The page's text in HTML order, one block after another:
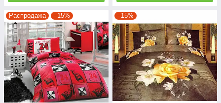
Распродажа –15% –15%